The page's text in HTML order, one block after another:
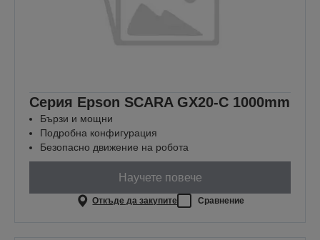
Серия Epson SCARA GX20-C 1000mm
Бързи и мощни
Подробна конфигурация
Безопасно движение на робота
Научете повече
Откъде да закупите Сравнение